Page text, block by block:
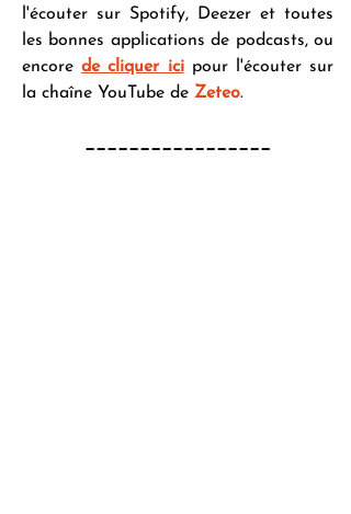
l'écouter sur Spotify, Deezer et toutes
les bonnes applications de podcasts, ou
encore de cliquer ici pour l'écouter sur
la chaîne YouTube de Zeteo.
_________________